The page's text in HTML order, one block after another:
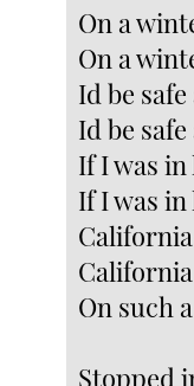
On a
On a
Id be
Id be
If I was in
If I was in
On such
Stopped